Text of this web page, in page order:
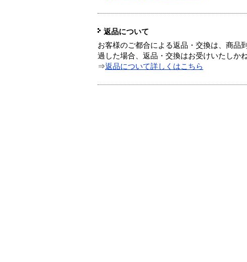
返品について
お客様のご都合による返品・交換は、商品
過した場合、返品・交換はお受けいたしかね
⇒返品について詳しくはこちら